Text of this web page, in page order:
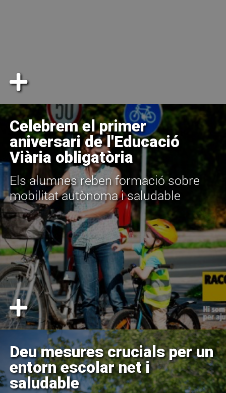
Celebrem el primer
aniversari de l'Educació
Viària obligatòria
Els alumnes reben formació sobre
mobilitat autònoma i saludable
Deu mesures crucials per un
entorn escolar net i
saludable